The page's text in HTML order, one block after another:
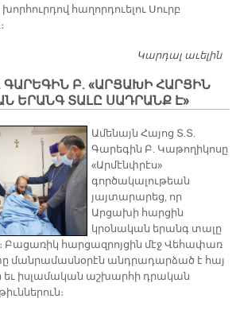
հաղորդուելու Սուրբ
Կարդալ աւելին
ԳԱՐԵԳԻՆ Բ. «ԱՐՑԱԽԻ ՀԱՐՑԻՆ
ԵՐԱՆԳ ՏԱԼԸ ՍԱԴՐԱՆՔ Է»
Ամենայն Հայոց Տ.Տ.
Գարեգին Բ. Կաթողիկոսը
«Արմէնփրէս»
գործակալութեան
յայտարարեց, որ
Արցախի հարցին
կրօնական երանգ տալը
Բացառիկ հարցազրոյցին մէջ Վեհափառ
մանրամասնօրէն անդրադարձած է հայ
եւ իսլամական աշխարհի դրական